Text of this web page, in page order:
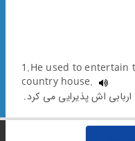
1.He used to
country house.